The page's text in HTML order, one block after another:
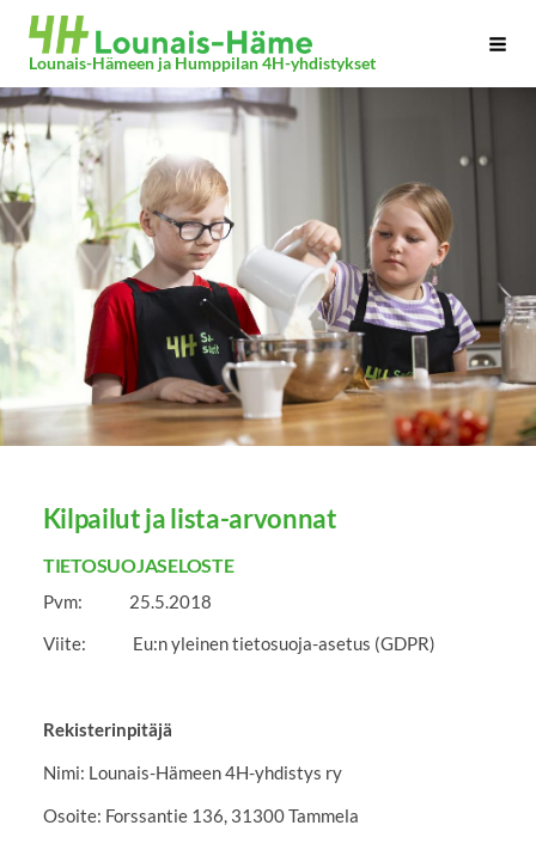
Siirry
sivun
Lounais-Hämeen ja Humppilan 4H-yhdistykset
Kilpailut ja lista-arvonnat
TIETOSUOJASELOSTE
Pvm: 25.5.2018
Viite: Eu:n yleinen tietosuoja-asetus (GDPR)
Rekisterinpitäjä
Nimi: Lounais-Hämeen 4H-yhdistys ry
Osoite: Forssantie 136, 31300 Tammela